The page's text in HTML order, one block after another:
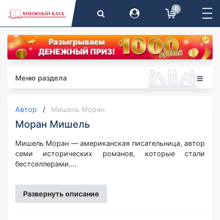
0
Меню раздела
Автор Мишель Моран
Моран Мишель
Мишель Моран — американская писательница, автор
семи исторических романов, которые стали
бестселлерами.
Получила степень магистра в университете
Claremont Graduate. В течении 6 лет работала
учителем государственной средней школы, а летние
Развернуть описание